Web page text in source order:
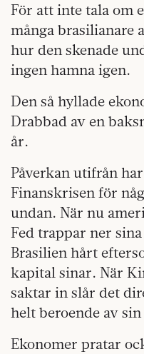
För att inte tala om
många brasilianare
hur den skenade
ingen hamna igen.
Den så hyllade
Drabbad av en
år.
Påverkan utifrån
Finanskrisen för
undan. När nu
Fed trappar ner
Brasilien hårt
kapital sinar. När
saktar in slår det
helt beroende av
Ekonomer pratar